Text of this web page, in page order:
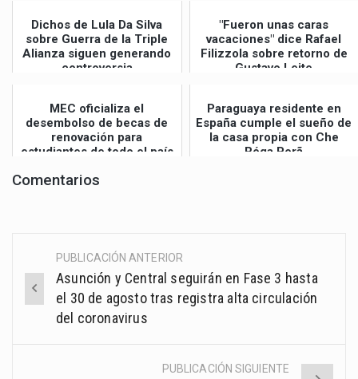
Dichos de Lula Da Silva
sobre Guerra de la Triple
Alianza siguen generando
controversia
"Fueron unas caras
vacaciones" dice Rafael
Filizzola sobre retorno de
Gustavo Leite
MEC oficializa el
desembolso de becas de
renovación para
estudiantes de todo el país
Paraguaya residente en
España cumple el sueño de
la casa propia con Che
Róga Porã
Comentarios
Post
navigation
PUBLICACIÓN ANTERIOR
Asunción y Central seguirán en Fase 3 hasta
el 30 de agosto tras registra alta circulación
del coronavirus
PUBLICACIÓN SIGUIENTE